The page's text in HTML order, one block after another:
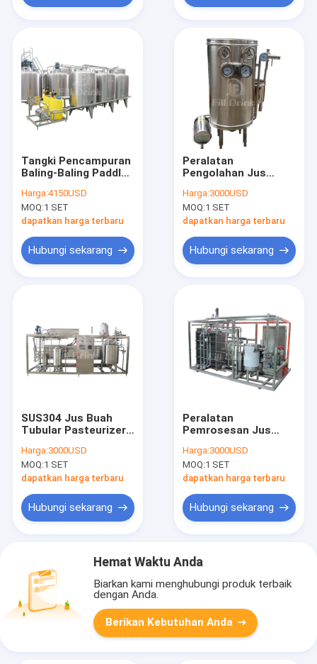
Tangki Pencampuran
Baling-Baling Paddle
Agitator Heating
Cone Bottom Anti
Foam Inlet
Harga:4150USD
MOQ:1 SET
dapatkan harga terbaru
Hubungi sekarang
Peralatan
Pengolahan Jus
Mesin Sterilisasi UHT
Non Penyumbatan
Harga:3000USD
MOQ:1 SET
dapatkan harga terbaru
Hubungi sekarang
SUS304 Jus Buah
Tubular Pasteurizer
2.2KW
Harga:3000USD
MOQ:1 SET
dapatkan harga terbaru
Hubungi sekarang
Peralatan
Pemrosesan Jus
Otomatis UHT
Sterilizer SUS304
Harga:3000USD
MOQ:1 SET
dapatkan harga terbaru
Hubungi sekarang
Hemat Waktu Anda
Biarkan kami menghubungi produk terbaik
dengan Anda.
Berikan Kebutuhan Anda